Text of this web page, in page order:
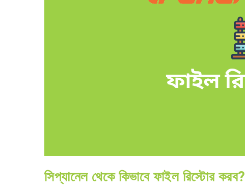
সিপ্যানেল থেকে কিভাবে ফাইল রিস্টোর করব?